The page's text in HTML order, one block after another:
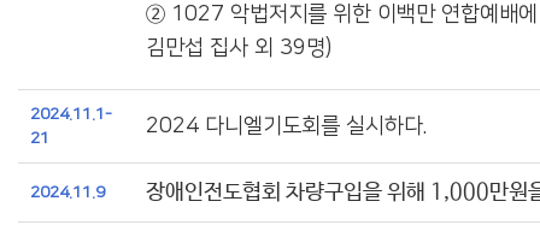
② 1027 악법저지를 위한 이백만 연합예배
김만섭 집사 외 39명)
2024.11.1-
21
2024 다니엘기도회를 실시하다.
2024.11.9 장애인전도협회 차량구입을 위해 1,000만원